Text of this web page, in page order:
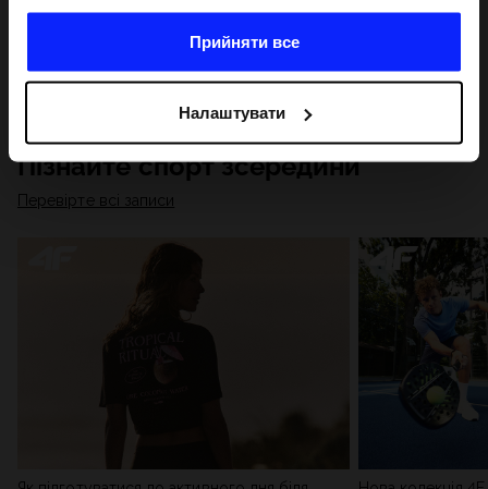
отримують у результаті використання вами їхніх
послуг.З вашої згоди ми також можемо ділитися
з метою націлювання та покращення відображення
відповідної онлайн-реклами, проведення аналітики,
відповідності вмісту та вдосконалення рішень, які
пропонують наші партнери (наприклад, соціальні
мережі). Детальну інформацію можна знайти в нашій
та в розділі «Деталі».
Прийняти все
Налаштувати
Пізнайте спорт зсередини
Перевірте всі записи